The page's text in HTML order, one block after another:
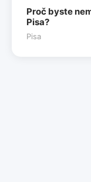
Proč byste
Pisa?
Pisa